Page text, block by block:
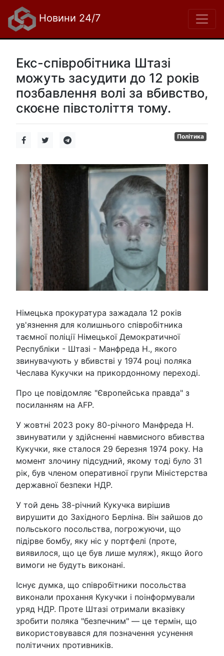
Новини 24/7
Екс-співробітника Штазі
можуть засудити до 12 років
позбавлення волі за вбивство,
скоєне півстоліття тому.
Політика
Німецька прокуратура зажадала 12 років
ув'язнення для колишнього співробітника
таємної поліції Німецької Демократичної
Республіки - Штазі - Манфреда Н., якого
звинувачують у вбивстві у 1974 році поляка
Чеслава Кукучки на прикордонному переході.
Про це повідомляє "Європейська правда" з
посиланням на AFP.
У жовтні 2023 року 80-річного Манфреда Н.
звинуватили у здійсненні навмисного вбивства
Кукучки, яке сталося 29 березня 1974 року. На
момент злочину підсудний, якому тоді було 31
рік, був членом оперативної групи Міністерства
державної безпеки НДР.
У той день 38-річний Кукучка вирішив
вирушити до Західного Берліна. Він зайшов до
польського посольства, погрожуючи, що
підірве бомбу, яку ніс у портфелі (проте,
виявилося, що це був лише муляж), якщо його
вимоги не будуть виконані.
Існує думка, що співробітники посольства
виконали прохання Кукучки і поінформували
уряд НДР. Проте Штазі отримали вказівку
зробити поляка "безпечним" — це термін, що
використовувався для позначення усунення
політичних противників.